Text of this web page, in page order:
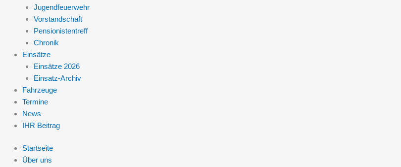
Jugendfeuerwehr
Vorstandschaft
Pensionistentreff
Chronik
Einsätze
Einsätze 2026
Einsatz-Archiv
Fahrzeuge
Termine
News
IHR Beitrag
Startseite
Über uns